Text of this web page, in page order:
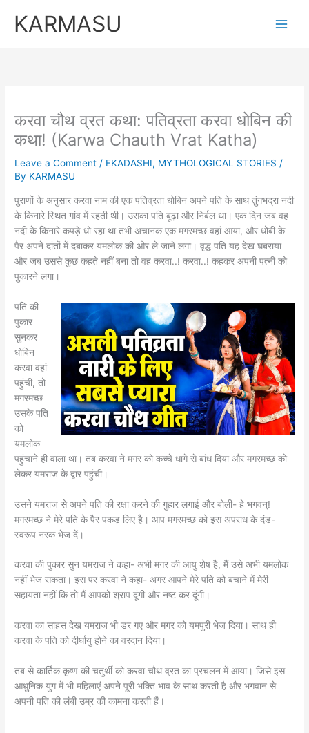
KARMASU
करवा चौथ व्रत कथा: पतिव्रता करवा धोबिन की
कथा! (Karwa Chauth Vrat Katha)
Leave a Comment / EKADASHI, MYTHOLOGICAL STORIES /
By KARMASU
पुराणों के अनुसार करवा नाम की एक पतिव्रता धोबिन अपने पति के साथ तुंगभद्रा नदी
के किनारे स्थित गांव में रहती थी। उसका पति बूढ़ा और निर्बल था। एक दिन जब वह
नदी के किनारे कपड़े धो रहा था तभी अचानक एक मगरमच्छ वहां आया, और धोबी के
पैर अपने दांतों में दबाकर यमलोक की ओर ले जाने लगा। वृद्ध पति यह देख घबराया
और जब उससे कुछ कहते नहीं बना तो वह करवा..! करवा..! कहकर अपनी पत्नी को
पुकारने लगा।
पति की
पुकार
सुनकर
धोबिन
करवा वहां
पहुंची, तो
मगरमच्छ
उसके पति
को
यमलोक
पहुंचाने ही वाला था। तब करवा ने मगर को कच्चे धागे से बांध दिया और मगरमच्छ को
लेकर यमराज के द्वार पहुंची।
उसने यमराज से अपने पति की रक्षा करने की गुहार लगाई और बोली- हे भगवन्!
मगरमच्छ ने मेरे पति के पैर पकड़ लिए है। आप मगरमच्छ को इस अपराध के दंड-
स्वरूप नरक भेज दें।
करवा की पुकार सुन यमराज ने कहा- अभी मगर की आयु शेष है, मैं उसे अभी यमलोक
नहीं भेज सकता। इस पर करवा ने कहा- अगर आपने मेरे पति को बचाने में मेरी
सहायता नहीं कि तो मैं आपको श्राप दूंगी और नष्ट कर दूंगी।
करवा का साहस देख यमराज भी डर गए और मगर को यमपुरी भेज दिया। साथ ही
करवा के पति को दीर्घायु होने का वरदान दिया।
तब से कार्तिक कृष्ण की चतुर्थी को करवा चौथ व्रत का प्रचलन में आया। जिसे इस
आधुनिक युग में भी महिलाएं अपने पूरी भक्ति भाव के साथ करती है और भगवान से
अपनी पति की लंबी उम्र की कामना करती हैं।